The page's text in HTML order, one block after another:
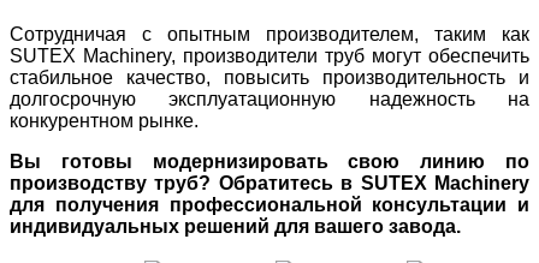
Сотрудничая с опытным производителем, таким как
SUTEX Machinery, производители труб могут обеспечить
стабильное качество, повысить производительность и
долгосрочную эксплуатационную надежность на
конкурентном рынке.
Вы готовы модернизировать свою линию по
производству труб? Обратитесь в SUTEX Machinery
для получения профессиональной консультации и
индивидуальных решений для вашего завода.